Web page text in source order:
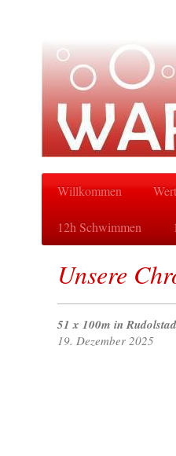
Willkommen
12h Schwimmen
Unsere
51 x 100m in
19. Dezember 2025